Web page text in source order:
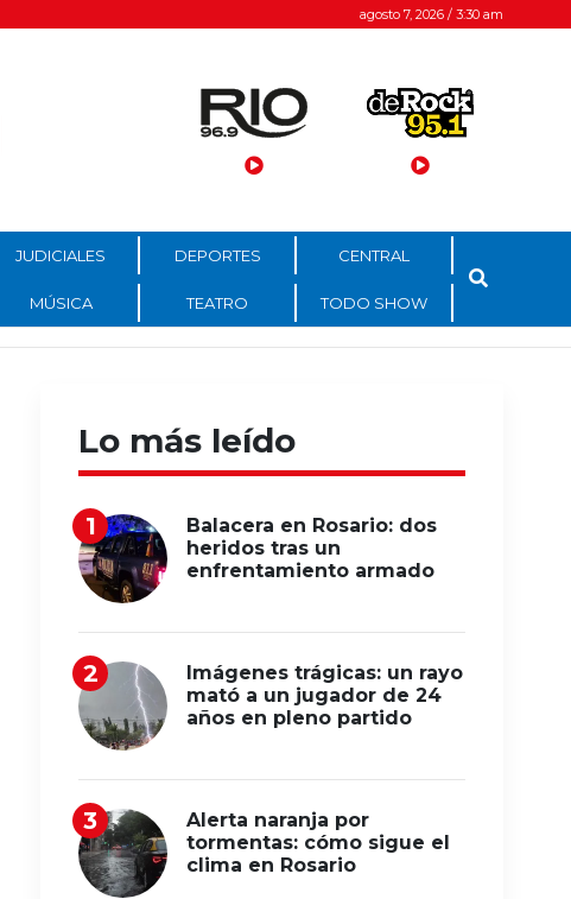
agosto 7, 2026 / 3:30 am
JUDICIALES DEPORTES CENTRAL
MÚSICA TEATRO TODO SHOW
Lo más leído
Balacera en Rosario: dos
heridos tras un
enfrentamiento armado
Imágenes trágicas: un rayo
mató a un jugador de 24
años en pleno partido
Alerta naranja por
tormentas: cómo sigue el
clima en Rosario